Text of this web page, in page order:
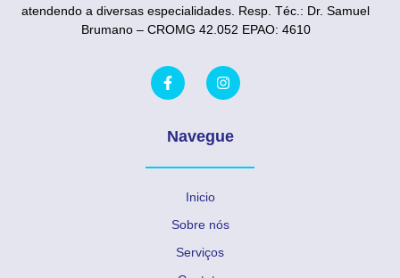
atendendo a diversas especialidades. Resp. Téc.: Dr. Samuel
Brumano – CROMG 42.052 EPAO: 4610
Navegue
Inicio
Sobre nós
Serviços